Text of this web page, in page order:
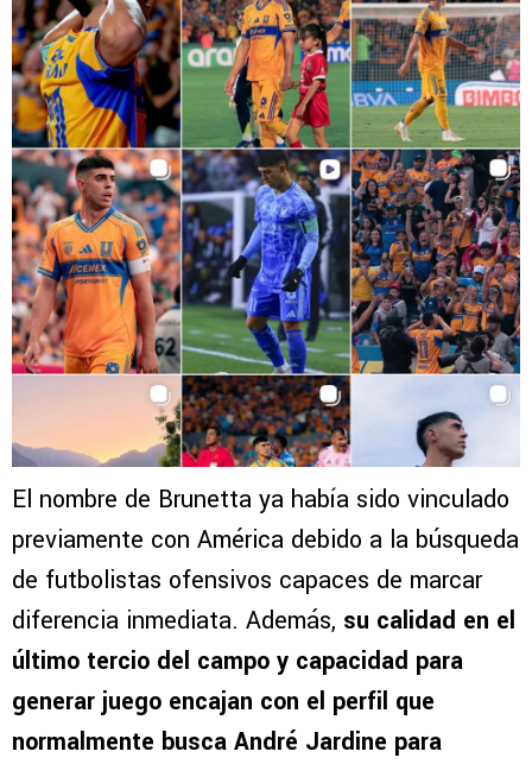
El nombre de Brunetta ya había sido vinculado
previamente con América debido a la búsqueda
de futbolistas ofensivos capaces de marcar
diferencia inmediata. Además, su calidad en el
último tercio del campo y capacidad para
generar juego encajan con el perfil que
normalmente busca André Jardine para